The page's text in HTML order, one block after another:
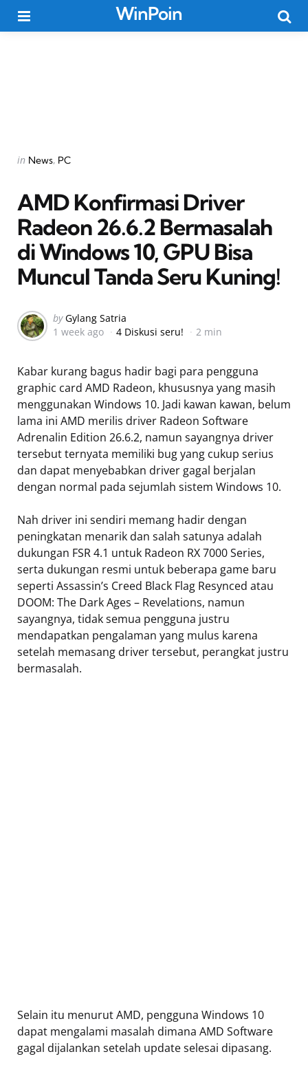
WinPoin
Categories
Posted
in News PC
AMD Konfirmasi Driver
Radeon 26.6.2 Bermasalah
di Windows 10, GPU Bisa
Muncul Tanda Seru Kuning!
Posted
by
by Gylang Satria
1 week ago
4 Diskusi seru! 2 min
Kabar kurang bagus hadir bagi para pengguna
graphic card AMD Radeon, khususnya yang masih
menggunakan Windows 10. Jadi kawan kawan, belum
lama ini AMD merilis driver Radeon Software
Adrenalin Edition 26.6.2, namun sayangnya driver
tersebut ternyata memiliki bug yang cukup serius
dan dapat menyebabkan driver gagal berjalan
dengan normal pada sejumlah sistem Windows 10.
Nah driver ini sendiri memang hadir dengan
peningkatan menarik dan salah satunya adalah
dukungan FSR 4.1 untuk Radeon RX 7000 Series,
serta dukungan resmi untuk beberapa game baru
seperti Assassin’s Creed Black Flag Resynced atau
DOOM: The Dark Ages – Revelations, namun
sayangnya, tidak semua pengguna justru
mendapatkan pengalaman yang mulus karena
setelah memasang driver tersebut, perangkat justru
bermasalah.
Selain itu menurut AMD, pengguna Windows 10
dapat mengalami masalah dimana AMD Software
gagal dijalankan setelah update selesai dipasang.